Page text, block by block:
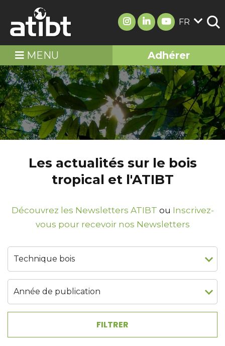
FR
MENU Adhérer
Les actualités sur le bois
tropical et l'ATIBT
Découvrez les Newsletters ATIBT ou Inscrivez-
vous pour recevoir nos Newsletters